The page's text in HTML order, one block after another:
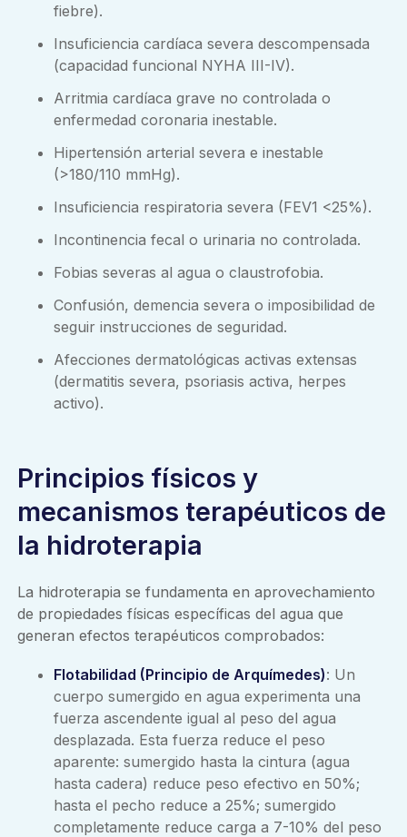
fiebre).
Insuficiencia cardíaca severa descompensada
(capacidad funcional NYHA III-IV).
Arritmia cardíaca grave no controlada o
enfermedad coronaria inestable.
Hipertensión arterial severa e inestable
(>180/110 mmHg).
Insuficiencia respiratoria severa (FEV1 <25%).
Incontinencia fecal o urinaria no controlada.
Fobias severas al agua o claustrofobia.
Confusión, demencia severa o imposibilidad de
seguir instrucciones de seguridad.
Afecciones dermatológicas activas extensas
(dermatitis severa, psoriasis activa, herpes
activo).
Principios físicos y
mecanismos terapéuticos de
la hidroterapia
La hidroterapia se fundamenta en aprovechamiento
de propiedades físicas específicas del agua que
generan efectos terapéuticos comprobados:
Flotabilidad (Principio de Arquímedes): Un
cuerpo sumergido en agua experimenta una
fuerza ascendente igual al peso del agua
desplazada. Esta fuerza reduce el peso
aparente: sumergido hasta la cintura (agua
hasta cadera) reduce peso efectivo en 50%;
hasta el pecho reduce a 25%; sumergido
completamente reduce carga a 7-10% del peso